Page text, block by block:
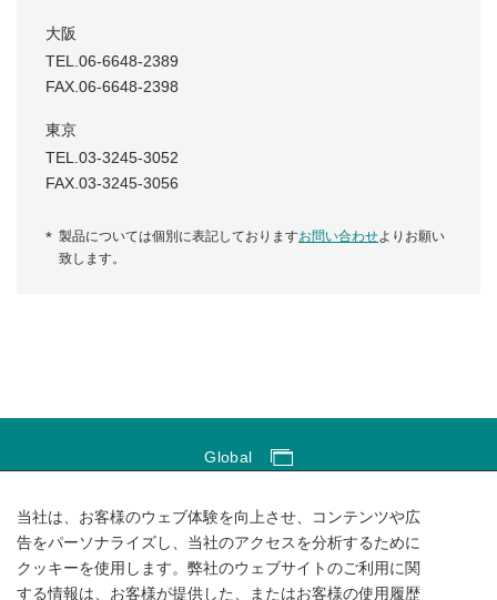
大阪
TEL.06-6648-2389
FAX.06-6648-2398
東京
TEL.03-3245-3052
FAX.03-3245-3056
製品については個別に表記しておりますお問い合わせよりお願い
致します。
Global
サイトのご利用にあたって
ソーシャルメディアポリシー
当社は、お客様のウェブ体験を向上させ、コンテンツや広
告をパーソナライズし、当社のアクセスを分析するために
クッキーを使用します。弊社のウェブサイトのご利用に関
する情報は、お客様が提供した、またはお客様の使用履歴